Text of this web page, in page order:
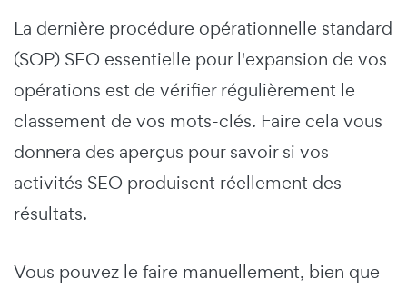
La dernière procédure opérationnelle standard
(SOP) SEO essentielle pour l'expansion de vos
opérations est de vérifier régulièrement le
classement de vos mots-clés. Faire cela vous
donnera des aperçus pour savoir si vos
activités SEO produisent réellement des
résultats.
Vous pouvez le faire manuellement, bien que